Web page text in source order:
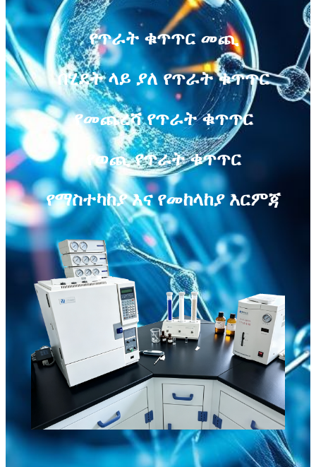
የጥራት ቁጥጥር መጪ
በሂደት ላይ ያለ የጥራት ቁጥጥር
የመጨረሻ የጥራት ቁጥጥር
የወጪ የጥራት ቁጥጥር
የማስተካከያ እና የመከላከያ እርምጃ